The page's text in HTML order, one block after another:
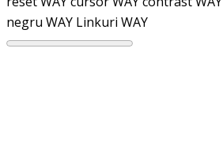
negru WAY Linkuri WAY